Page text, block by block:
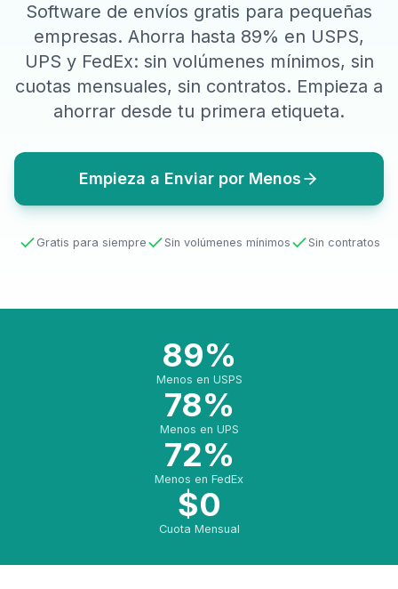
Software de envíos gratis para pequeñas
empresas. Ahorra hasta 89% en USPS,
UPS y FedEx: sin volúmenes mínimos, sin
cuotas mensuales, sin contratos. Empieza a
ahorrar desde tu primera etiqueta.
Empieza a Enviar por Menos
Gratis para siempre Sin volúmenes mínimos Sin contratos
89%
Menos en USPS
78%
Menos en UPS
72%
Menos en FedEx
$0
Cuota Mensual